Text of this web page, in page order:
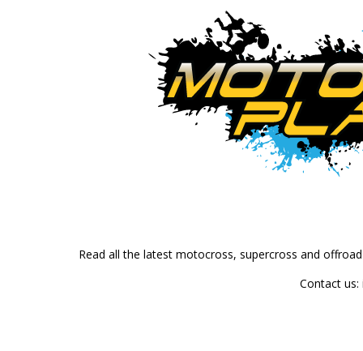
Read all the latest motocross, supercross and
Contact us: